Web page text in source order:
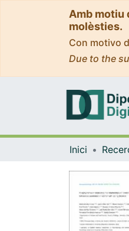
Amb motiu
molèsties.
Con motivo
Due to the
Inici